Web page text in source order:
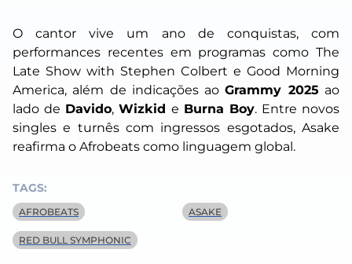
O cantor vive um ano de conquistas, com
performances recentes em programas como The
Late Show with Stephen Colbert e Good Morning
America, além de indicações aoGrammy 2025 ao
lado de Davido,Wizkid e Burna Boy. Entre novos
singles e turnês com ingressos esgotados, Asake
reafirma o Afrobeats como linguagem global.
TAGS:
AFROBEATS ASAKE
RED BULL SYMPHONIC